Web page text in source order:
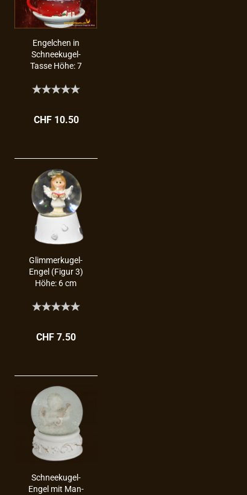
En­gel­chen in
Schneekugel-​​
Tasse Höhe: 7
CHF 10.50
Glimmerkugel-​​
Engel (Figur 3)
Höhe: 6 cm
CHF 7.50
Schneekugel-​​
Engel mit Man­